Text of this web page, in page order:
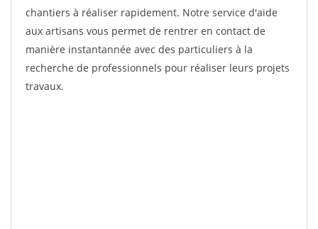
chantiers à réaliser rapidement. Notre service d'aide
aux artisans vous permet de rentrer en contact de
manière instantannée avec des particuliers à la
recherche de professionnels pour réaliser leurs projets
travaux.